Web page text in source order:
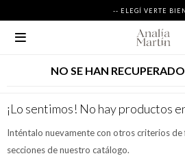
-- ELEGÍ VERTE

NO SE HAN
¡Lo sentimos! No hay productos
Inténtalo nuevamente con otros criterios
secciones de nuestro catálogo.